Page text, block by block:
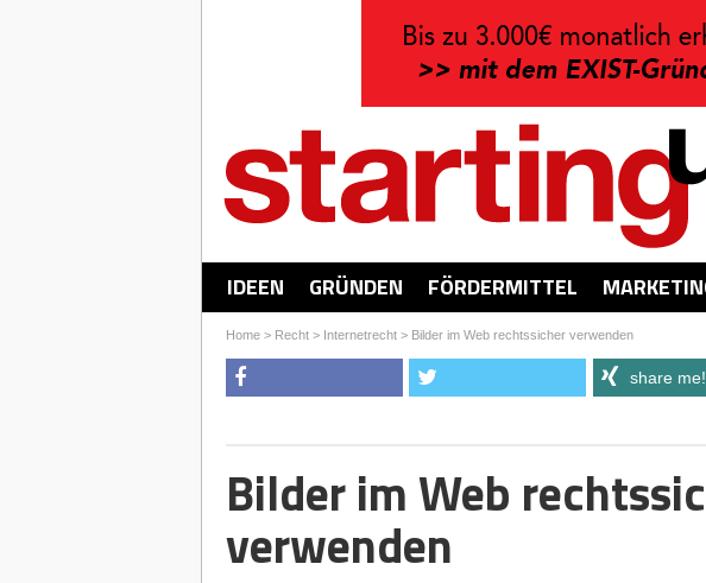
IDEEN GRÜNDEN FÖRDERMITTEL
Home> Recht> Internetrecht> Bilder im Web rechtssicher verwenden
share me!
Bilder im Web
verwenden